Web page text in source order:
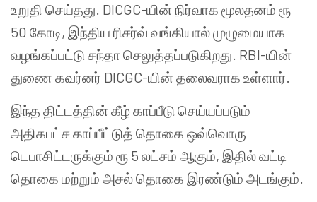
உறுதி செய்தது. DICGC-யின் நிர்வாக மூலதனம் ரூ
50 கோடி, இந்திய ரிசர்வ் வங்கியால் முழுமையாக
வழங்கப்பட்டு சந்தா செலுத்தப்படுகிறது. RBI-யின்
துணை கவர்னர் DICGC-யின் தலைவராக உள்ளார்.
இந்த திட்டத்தின் கீழ் காப்பீடு செய்யப்படும்
அதிகபட்ச காப்பீட்டுத் தொகை ஒவ்வொரு
டெபாசிட்டருக்கும் ரூ 5 லட்சம் ஆகும், இதில் வட்டி
தொகை மற்றும் அசல் தொகை இரண்டும் அடங்கும்.